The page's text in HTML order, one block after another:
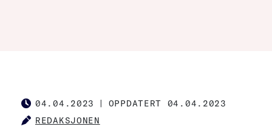
PUBLISHED
04.04.2023 OPPDATERT 04.04.2023
AUTHOR
REDAKSJONEN